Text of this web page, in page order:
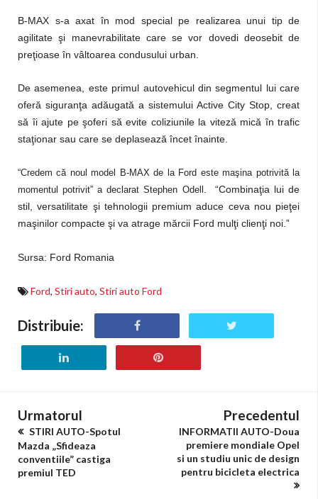
B-MAX s-a axat în mod special pe realizarea unui tip de
agilitate şi manevrabilitate care se vor dovedi deosebit de
preţioase în vâltoarea condusului urban.
De asemenea, este primul autovehicul din segmentul lui care
oferă siguranţa adăugată a sistemului Active City Stop, creat
să îi ajute pe şoferi să evite coliziunile la viteză mică în trafic
staţionar sau care se deplasează încet înainte.
“Credem că noul model B-MAX de la Ford este maşina potrivită la
momentul potrivit” a declarat Stephen Odell. “Combinaţia lui de
stil, versatilitate şi tehnologii premium aduce ceva nou pieţei
maşinilor compacte şi va atrage mărcii Ford mulţi clienţi noi.”
Sursa: Ford Romania
Ford, Stiri auto, Stiri auto Ford
Distribuie:
Urmatorul
STIRI AUTO-Spotul
Mazda „Sfideaza
conventiile” castiga
premiul TED
Precedentul
INFORMATII AUTO-Doua
premiere mondiale Opel
si un studiu unic de design
pentru bicicleta electrica